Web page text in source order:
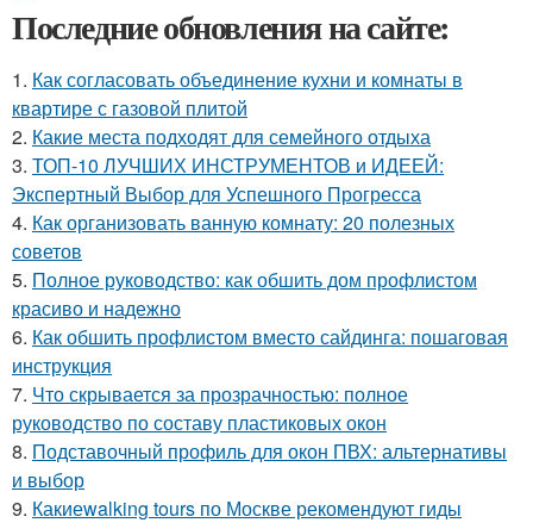
Последние обновления на сайте:
1. Как согласовать объединение кухни и комнаты в
квартире с газовой плитой
2. Какие места подходят для семейного отдыха
3. ТОП-10 ЛУЧШИХ ИНСТРУМЕНТОВ и ИДЕЕЙ:
Экспертный Выбор для Успешного Прогресса
4. Как организовать ванную комнату: 20 полезных
советов
5. Полное руководство: как обшить дом профлистом
красиво и надежно
6. Как обшить профлистом вместо сайдинга: пошаговая
инструкция
7. Что скрывается за прозрачностью: полное
руководство по составу пластиковых окон
8. Подставочный профиль для окон ПВХ: альтернативы
и выбор
9. Какиеwalking tours по Москве рекомендуют гиды